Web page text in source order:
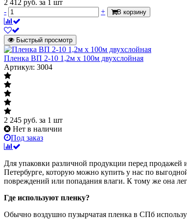
2 412 руб. за 1 шт
-
+ В корзину
Быстрый просмотр
Пленка ВП 2-10 1,2м х 100м двухслойная
Артикул: 3004
2 245 руб. за 1 шт
Нет в наличии
Под заказ
Для упаковки различной продукции перед продажей
Петербурге, которую можно купить у нас по
повреждений или попадания влаги. К тому же она
Где используют пленку?
Обычно воздушно пузырчатая пленка в СПб